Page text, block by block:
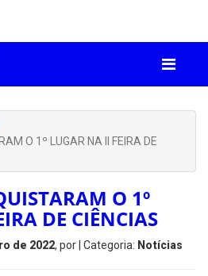
O 1º LUGAR NA ll FEIRA DE
O 1º
DE CIÊNCIAS
de 2022, por | Categoria: Notícias